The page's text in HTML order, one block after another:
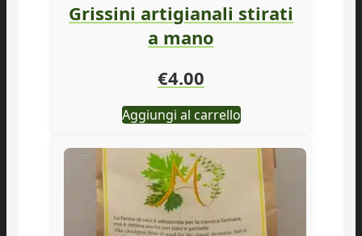
Grissini artigianali stirati
a mano
€4.00
Aggiungi al carrello